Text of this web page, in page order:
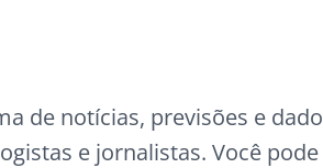
de notícias, previsões e
e jornalistas. Você